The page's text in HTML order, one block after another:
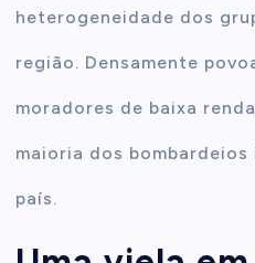
heterogeneidade dos
região. Densamente
moradores de baixa
maioria dos
país.